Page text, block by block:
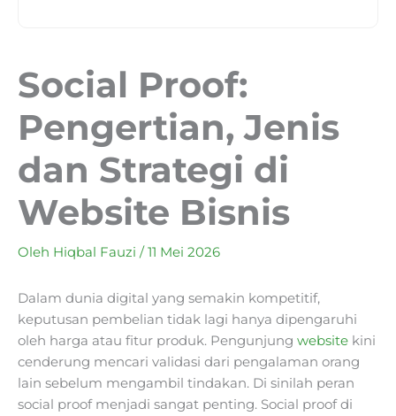
Social Proof:
Pengertian, Jenis
dan Strategi di
Website Bisnis
Oleh Hiqbal Fauzi /11 Mei 2026
Dalam dunia digital yang semakin kompetitif,
keputusan pembelian tidak lagi hanya dipengaruhi
oleh harga atau fitur produk. Pengunjung website kini
cenderung mencari validasi dari pengalaman orang
lain sebelum mengambil tindakan. Di sinilah peran
social proof menjadi sangat penting. Social proof di